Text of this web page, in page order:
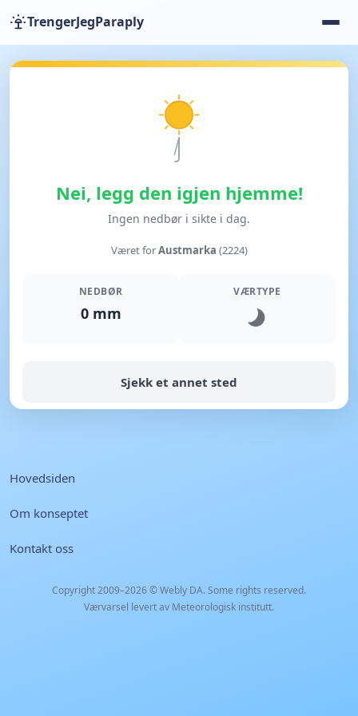
TrengerJegParaply
Nei, legg den igjen hjemme!
Ingen nedbør i sikte i dag.
Været forAustmarka (2224)
NEDBØR
0 mm
VÆRTYPE
Sjekk et annet sted
Hovedsiden
Om konseptet
Kontakt oss
Copyright 2009–2026 ©Webly DA. Some rights reserved.
Værvarsel levert av Meteorologisk institutt.